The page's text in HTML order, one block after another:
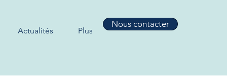
Actualités Plus
Nous contacter